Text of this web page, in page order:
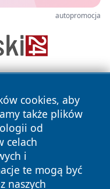
autopromocja
cookies, aby
także plików
od
celach
i
te mogą być
naszych
prawa zastrzeżone.